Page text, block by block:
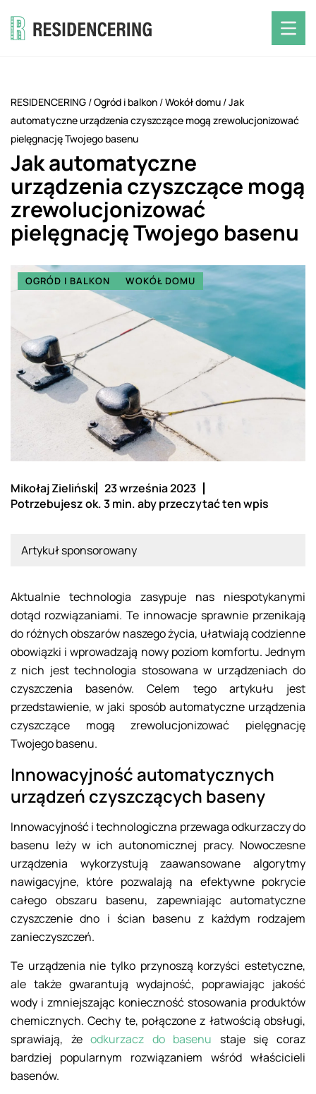
RESIDENCERING /Ogród i balkon /Wokół domu /Jak
automatyczne urządzenia czyszczące mogą zrewolucjonizować
pielęgnację Twojego basenu
Jak automatyczne
urządzenia czyszczące mogą
zrewolucjonizować
pielęgnację Twojego basenu
OGRÓD I BALKON WOKÓŁ DOMU
Mikołaj Zieliński 23 września 2023
Potrzebujesz ok. 3 min. aby przeczytać ten wpis
Artykuł sponsorowany
Aktualnie technologia zasypuje nas niespotykanymi
dotąd rozwiązaniami. Te innowacje sprawnie przenikają
do różnych obszarów naszego życia, ułatwiają codzienne
obowiązki i wprowadzają nowy poziom komfortu. Jednym
z nich jest technologia stosowana w urządzeniach do
czyszczenia basenów. Celem tego artykułu jest
przedstawienie, w jaki sposób automatyczne urządzenia
czyszczące mogą zrewolucjonizować pielęgnację
Twojego basenu.
Innowacyjność automatycznych
urządzeń czyszczących baseny
Innowacyjność i technologiczna przewaga odkurzaczy do
basenu leży w ich autonomicznej pracy. Nowoczesne
urządzenia wykorzystują zaawansowane algorytmy
nawigacyjne, które pozwalają na efektywne pokrycie
całego obszaru basenu, zapewniając automatyczne
czyszczenie dno i ścian basenu z każdym rodzajem
zanieczyszczeń.
Te urządzenia nie tylko przynoszą korzyści estetyczne,
ale także gwarantują wydajność, poprawiając jakość
wody i zmniejszając konieczność stosowania produktów
chemicznych. Cechy te, połączone z łatwością obsługi,
sprawiają, żeodkurzacz do basenu staje się coraz
bardziej popularnym rozwiązaniem wśród właścicieli
basenów.